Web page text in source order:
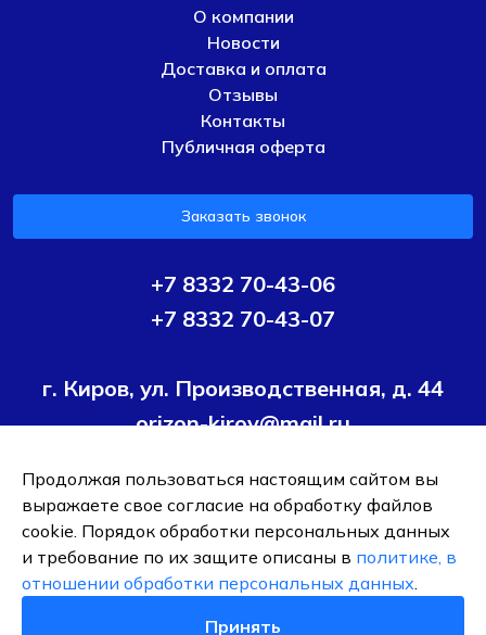
О компании
Новости
Доставка и оплата
Отзывы
Контакты
Публичная оферта
Заказать звонок
+7 8332 70-43-06
+7 8332 70-43-07
г. Киров, ул. Производственная, д. 44
orizon-kirov@mail.ru
Условия политики конфиденциальности
Согласие на
обработку персональных данных
ОБЩЕСТВО С ОГРАНИЧЕННОЙ ОТВЕТСТВЕННОСТЬЮ ТК
"ОРИЗОН-ПОДШИПНИК"
ИНН 4345495376
Продолжая пользоваться настоящим сайтом вы
выражаете свое согласие на обработку файлов
cookie. Порядок обработки персональных данных
и требование по их защите описаны в политике, в
отношении обработки персональных данных.
Принять